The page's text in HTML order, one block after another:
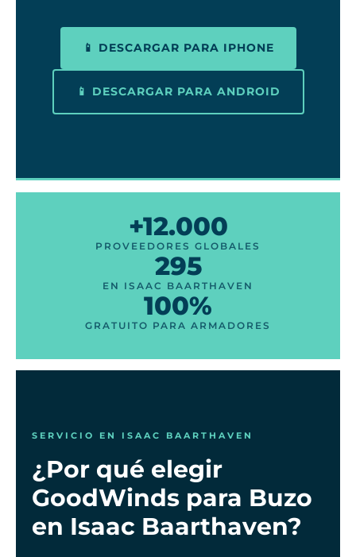
📱 DESCARGAR PARA IPHONE
📱 DESCARGAR PARA ANDROID
+12.000
PROVEEDORES GLOBALES
295
EN ISAAC BAARTHAVEN
100%
GRATUITO PARA ARMADORES
SERVICIO EN ISAAC BAARTHAVEN
¿Por qué elegir
GoodWinds para Buzo
en Isaac Baarthaven?